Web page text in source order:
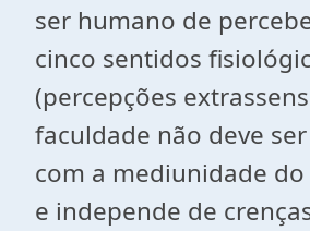
ser humano de
cinco sentidos
(percepções
faculdade não deve
com a mediunidade
e independe de